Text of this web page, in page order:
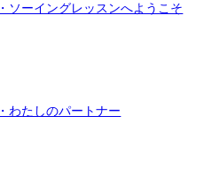
・ソーイングレッスンへようこそ
・わたしのパートナー